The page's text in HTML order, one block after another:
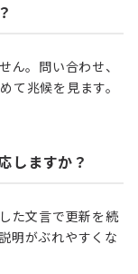
ん。問い合わせ、
て兆候を見ます。
しますか？
た文言で更新を続
明がぶれやすくな